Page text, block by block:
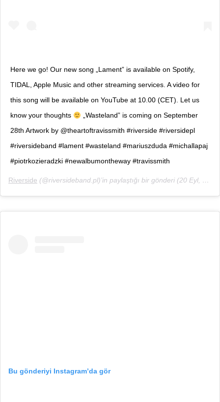
Here we go! Our new song „Lament” is available on Spotify,
TIDAL, Apple Music and other streaming services. A video for
this song will be available on YouTube at 10.00 (CET). Let us
know your thoughts
„Wasteland” is coming on September
28th Artwork by @theartoftravissmith #riverside #riversidepl
#riversideband #lament #wasteland #mariuszduda #michallapaj
#piotrkozieradzki #newalbumontheway #travissmith
Riverside (@riversideband.pl)’in paylaştığı bir gönderi (20 Eyl, 2018, 3:27ös PDT
Bu gönderiyi Instagram’da gör